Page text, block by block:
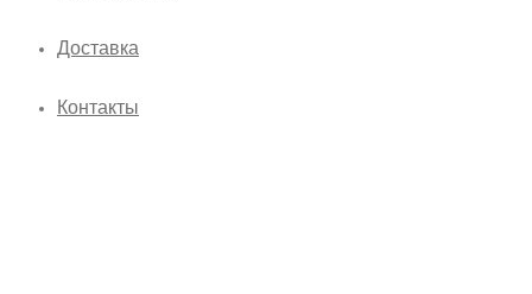
Доставка
Контакты